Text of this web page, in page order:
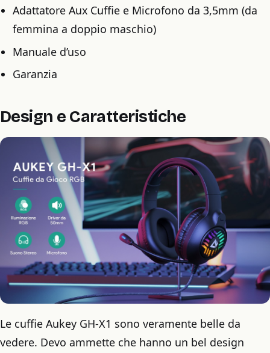
Adattatore Aux Cuffie e Microfono da 3,5mm (da
femmina a doppio maschio)
Manuale d’uso
Garanzia
Design e Caratteristiche
Le cuffie Aukey GH-X1 sono veramente belle da
vedere. Devo ammette che hanno un bel design